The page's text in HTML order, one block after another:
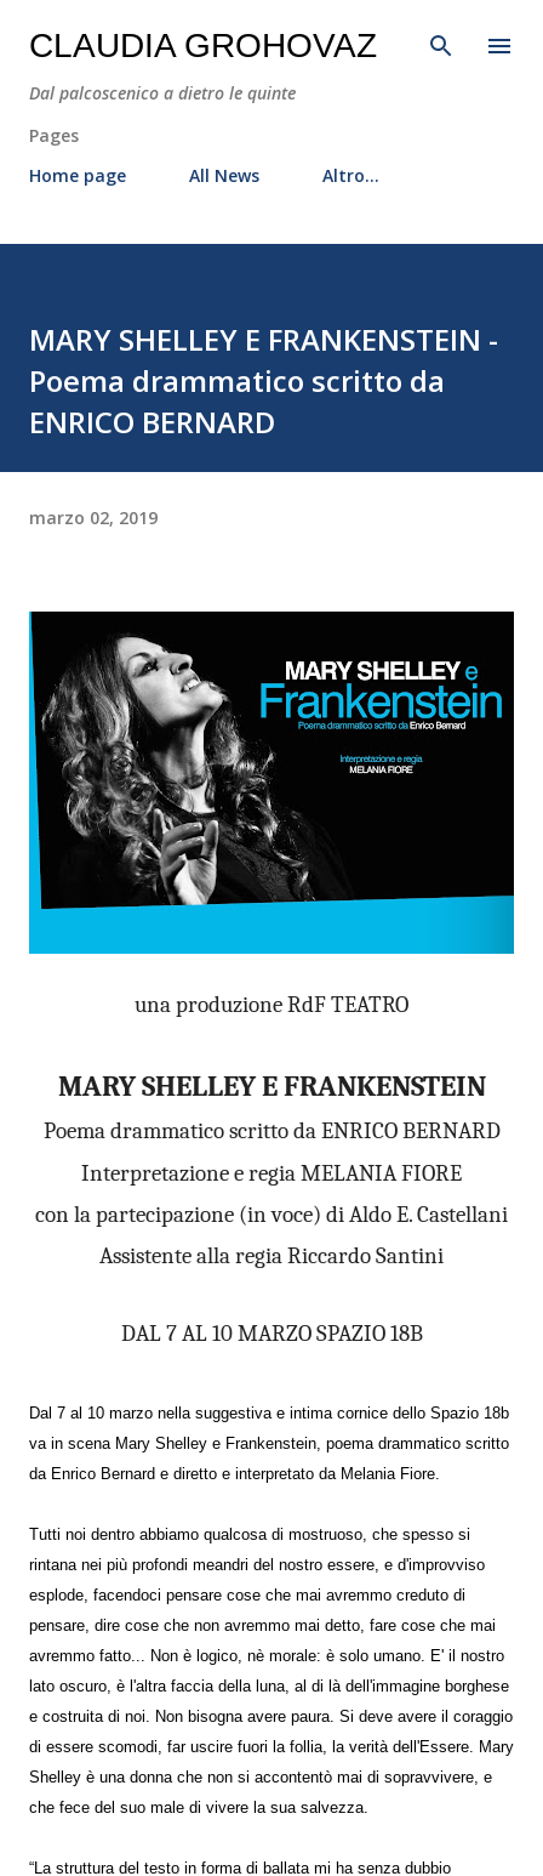
Passa ai contenuti principali
CLAUDIA GROHOVAZ
Dal palcoscenico a dietro le quinte
Pages
Home page
All News Altro…
MARY SHELLEY E FRANKENSTEIN -
Poema drammatico scritto da
ENRICO BERNARD
marzo 02, 2019
una produzione RdF TEATRO
MARY SHELLEY E FRANKENSTEIN
Poema drammatico scritto da ENRICO BERNARD
Interpretazione e regia MELANIA FIORE
con la partecipazione (in voce) di Aldo E. Castellani
Assistente alla regia Riccardo Santini
DAL 7 AL 10 MARZO SPAZIO 18B
Dal 7 al 10 marzo nella suggestiva e intima cornice dello Spazio 18b
va in scena Mary Shelley e Frankenstein, poema drammatico scritto
da Enrico Bernard e diretto e interpretato da Melania Fiore.
Tutti noi dentro abbiamo qualcosa di mostruoso, che spesso si
rintana nei più profondi meandri del nostro essere, e d'improvviso
esplode, facendoci pensare cose che mai avremmo creduto di
pensare, dire cose che non avremmo mai detto, fare cose che mai
avremmo fatto... Non è logico, nè morale: è solo umano. E' il nostro
lato oscuro, è l'altra faccia della luna, al di là dell'immagine borghese
e costruita di noi. Non bisogna avere paura. Si deve avere il coraggio
di essere scomodi, far uscire fuori la follia, la verità dell'Essere. Mary
Shelley è una donna che non si accontentò mai di sopravvivere, e
che fece del suo male di vivere la sua salvezza.
“La struttura del testo in forma di ballata mi ha senza dubbio